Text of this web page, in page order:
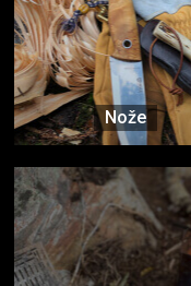
Nože